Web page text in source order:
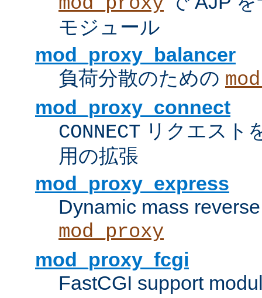
モジュール
mod_proxy_balancer
負荷分散のための
mod_proxy_connect
CONNECT リクエスト
用の拡張
mod_proxy_express
Dynamic mass
mod_proxy
mod_proxy_fcgi
FastCGI support